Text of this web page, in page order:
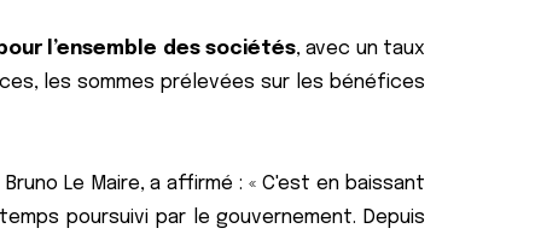
l’ensemble des sociétés, avec un taux
les sommes prélevées sur les bénéfices
Le Maire, a affirmé : « C'est en baissant
poursuivi par le gouvernement. Depuis